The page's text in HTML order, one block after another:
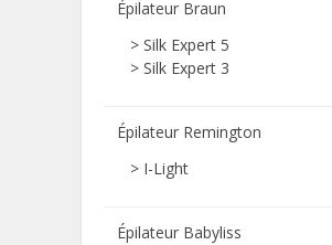
Épilateur Braun
> Silk Expert 5
> Silk Expert 3
Épilateur Remington
> I-Light
Épilateur Babyliss